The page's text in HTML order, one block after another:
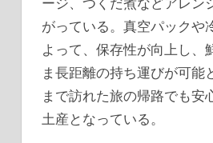
がっている。真空パックや
よって、保存性が向上し、
ま長距離の持ち運びが可能
まで訪れた旅の帰路でも安
土産となっている。